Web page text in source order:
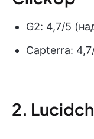
G2: 4,7/5
Capterra:
2.